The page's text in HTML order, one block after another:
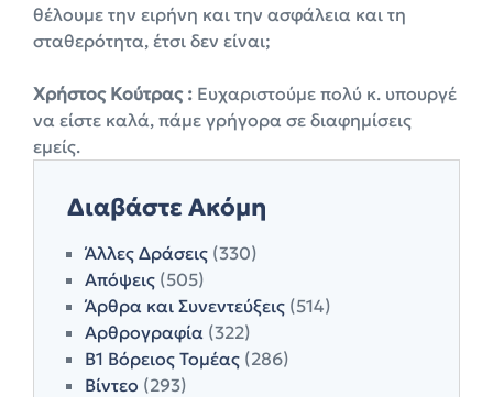
θέλουμε την ειρήνη και την ασφάλεια και τη
σταθερότητα, έτσι δεν είναι;
Χρήστος Κούτρας : Ευχαριστούμε πολύ κ. υπουργέ
να είστε καλά, πάμε γρήγορα σε διαφημίσεις
εμείς.
Διαβάστε Ακόμη
Άλλες Δράσεις (330)
Απόψεις (505)
Άρθρα και Συνεντεύξεις (514)
Αρθρογραφία (322)
Β1 Βόρειος Τομέας (286)
Βίντεο (293)